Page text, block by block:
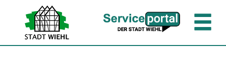
Zum Hauptinhalt springen
Zum Header
Zum Hauptinhalt
Zum Footer